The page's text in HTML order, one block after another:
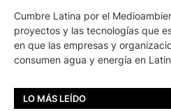
Cumbre Latina por el
proyectos y las tecnologías que
en que las empresas y
consumen agua y energía en
LO MÁS LEÍDO